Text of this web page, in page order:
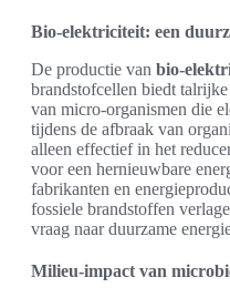
Bio-elektriciteit: een
De productie van bio-
brandstofcellen biedt
van micro-organismen die
tijdens de afbraak van
alleen effectief in het
voor een hernieuwbare
fabrikanten en
fossiele brandstoffen
vraag naar duurzame
Milieu-impact van